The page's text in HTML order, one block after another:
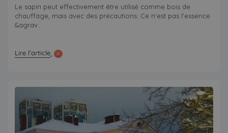
Le sapin peut effectivement être utilisé comme bois de
chauffage, mais avec des précautions. Ce n'est pas l'essence
&agrav...
Lire l’article